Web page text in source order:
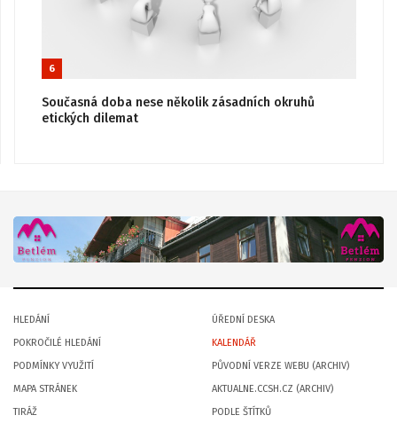
6
Současná doba nese několik zásadních okruhů
etických dilemat
HLEDÁNÍ
POKROČILÉ HLEDÁNÍ
PODMÍNKY VYUŽITÍ
MAPA STRÁNEK
TIRÁŽ
ÚŘEDNÍ DESKA
KALENDÁŘ
PŮVODNÍ VERZE WEBU (ARCHIV)
AKTUALNE.CCSH.CZ (ARCHIV)
PODLE ŠTÍTKŮ